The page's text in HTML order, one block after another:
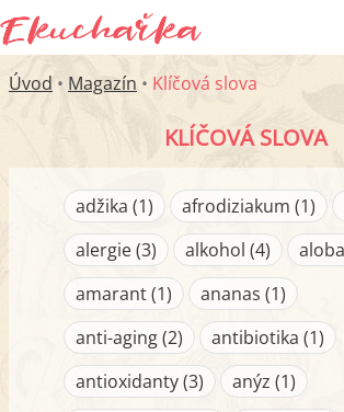
Úvod • Magazín • Klíčová slova
KLÍČOVÁ SLOVA
adžika (1) afrodiziakum (1)
alergie (3)
alkohol (4)
amarant (1)
ananas (1)
anti-aging (2)
antibiotika (1)
antioxidanty (3)
anýz (1)